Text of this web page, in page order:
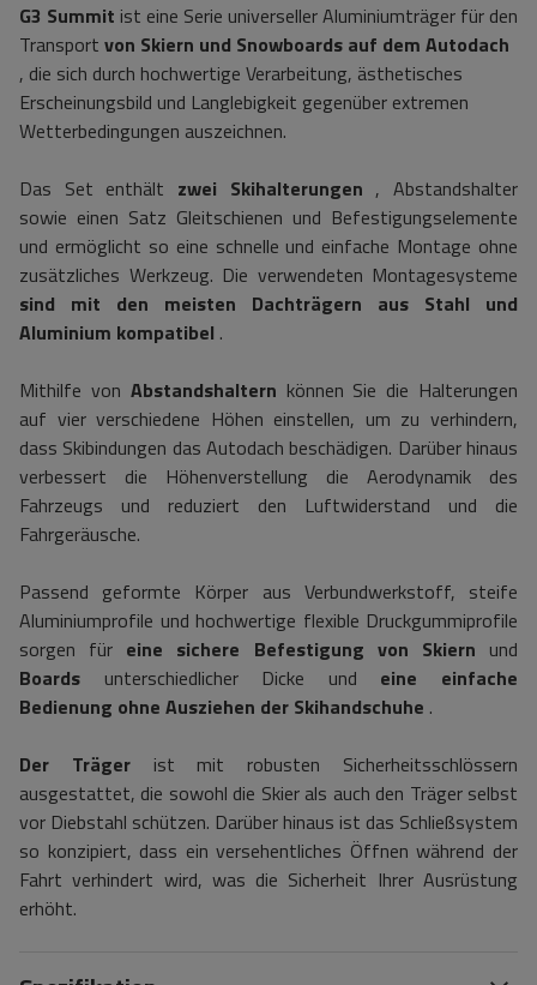
G3 Summit ist eine Serie universeller Aluminiumträger für den
Transport von Skiern und Snowboards auf dem Autodach
, die sich durch hochwertige Verarbeitung, ästhetisches
Erscheinungsbild und Langlebigkeit gegenüber extremen
Wetterbedingungen auszeichnen.
Das Set enthält zwei Skihalterungen , Abstandshalter
sowie einen Satz Gleitschienen und Befestigungselemente
und ermöglicht so eine schnelle und einfache Montage ohne
zusätzliches Werkzeug. Die verwendeten Montagesysteme
sind mit den meisten Dachträgern aus Stahl und
Aluminium kompatibel .
Mithilfe von Abstandshaltern können Sie die Halterungen
auf vier verschiedene Höhen einstellen, um zu verhindern,
dass Skibindungen das Autodach beschädigen. Darüber hinaus
verbessert die Höhenverstellung die Aerodynamik des
Fahrzeugs und reduziert den Luftwiderstand und die
Fahrgeräusche.
Passend geformte Körper aus Verbundwerkstoff, steife
Aluminiumprofile und hochwertige flexible Druckgummiprofile
sorgen für eine sichere Befestigung von Skiern und
Boards unterschiedlicher Dicke und eine einfache
Bedienung ohne Ausziehen der Skihandschuhe .
Der Trägerist mit robusten Sicherheitsschlössern
ausgestattet, die sowohl die Skier als auch den Träger selbst
vor Diebstahl schützen. Darüber hinaus ist das Schließsystem
so konzipiert, dass ein versehentliches Öffnen während der
Fahrt verhindert wird, was die Sicherheit Ihrer Ausrüstung
erhöht.